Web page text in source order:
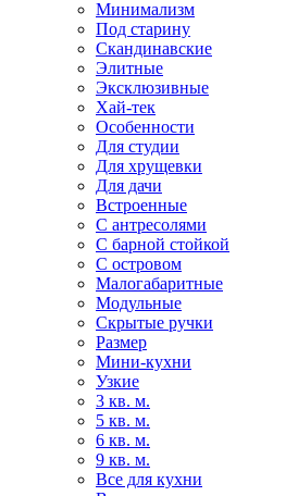
Минимализм
Под старину
Скандинавские
Элитные
Эксклюзивные
Хай-тек
Особенности
Для студии
Для хрущевки
Для дачи
Встроенные
С антресолями
С барной стойкой
С островом
Малогабаритные
Модульные
Скрытые ручки
Размер
Мини-кухни
Узкие
3 кв. м.
5 кв. м.
6 кв. м.
9 кв. м.
Все для кухни